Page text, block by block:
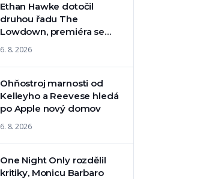
Ethan Hawke dotočil
druhou řadu The
Lowdown, premiéra se
blíží
6. 8. 2026
Ohňostroj marnosti od
Kelleyho a Reevese hledá
po Apple nový domov
6. 8. 2026
One Night Only rozdělil
kritiky, Monicu Barbaro